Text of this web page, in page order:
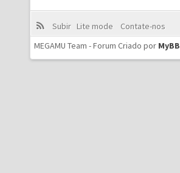
Subir Lite mode
Contate-nos
MEGAMU Team - Forum Criado por MyBB